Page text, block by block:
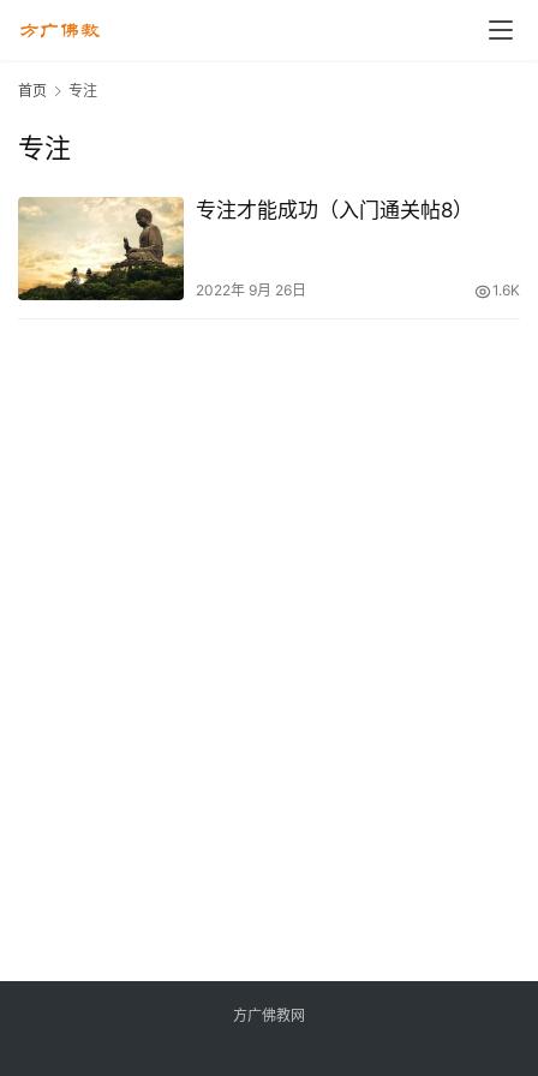
首页 专注
专注
专注才能成功（入门通关帖8）
2022年 9月 26日 1.6K
方广佛教网